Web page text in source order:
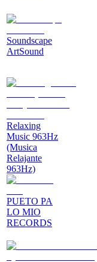
Soundscape
ArtSound
Relaxing
Music 963Hz
(Musica
Relajante
963Hz)
PUETO PA
LO MIO
RECORDS